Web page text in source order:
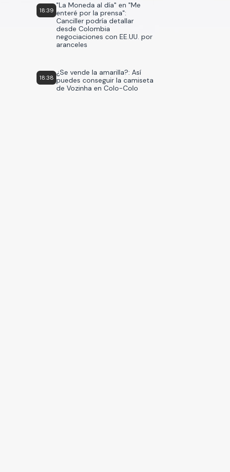
18:39
"La Moneda al día" en "Me
enteré por la prensa":
Canciller podría detallar
desde Colombia
negociaciones con EE.UU. por
aranceles
18:38
¿Se vende la amarilla?: Así
puedes conseguir la camiseta
de Vozinha en Colo-Colo